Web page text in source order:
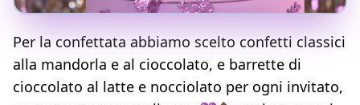
Per la confettata abbiamo scelto confetti classici
alla mandorla e al cioccolato, e barrette di
cioccolato al latte e nocciolato per ogni invitato,